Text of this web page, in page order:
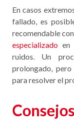
En casos
fallado, es
recomendable
especializadoen
ruidos. Un
prolongado,
para resolver el